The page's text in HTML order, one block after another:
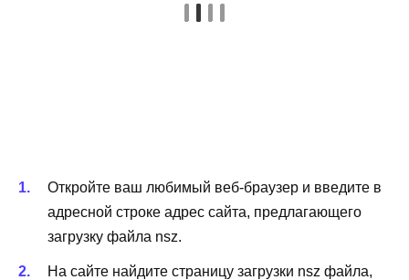
Откройте ваш любимый веб-браузер и введите в
адресной строке адрес сайта, предлагающего
загрузку файла nsz.
На сайте найдите страницу загрузки nsz файла,